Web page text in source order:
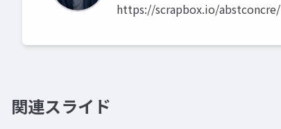
https://scrapbox.io/abstconcre/
関連スライド